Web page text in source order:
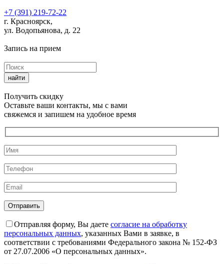
+7 (391) 219-72-22
г. Красноярск,
ул. Водопьянова, д. 22
Запись на прием
Получить скидку
Оставьте ваши контакты, мы с вами
свяжемся и запишем на удобное время
Отправляя форму, Вы даете согласие на обработку
персональных данных, указанных Вами в заявке, в
соответствии с требованиями Федерального закона № 152-ФЗ
от 27.07.2006 «О персональных данных».